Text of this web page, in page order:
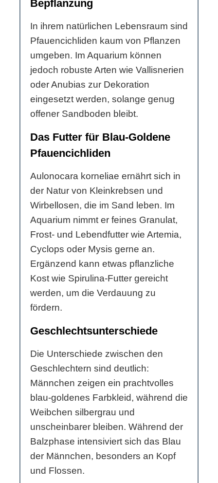
Bepflanzung
In ihrem natürlichen Lebensraum sind
Pfauencichliden kaum von Pflanzen
umgeben. Im Aquarium können
jedoch robuste Arten wie Vallisnerien
oder Anubias zur Dekoration
eingesetzt werden, solange genug
offener Sandboden bleibt.
Das Futter für Blau-Goldene
Pfauencichliden
Aulonocara korneliae ernährt sich in
der Natur von Kleinkrebsen und
Wirbellosen, die im Sand leben. Im
Aquarium nimmt er feines Granulat,
Frost- und Lebendfutter wie Artemia,
Cyclops oder Mysis gerne an.
Ergänzend kann etwas pflanzliche
Kost wie Spirulina-Futter gereicht
werden, um die Verdauung zu
fördern.
Geschlechtsunterschiede
Die Unterschiede zwischen den
Geschlechtern sind deutlich:
Männchen zeigen ein prachtvolles
blau-goldenes Farbkleid, während die
Weibchen silbergrau und
unscheinbarer bleiben. Während der
Balzphase intensiviert sich das Blau
der Männchen, besonders an Kopf
und Flossen.